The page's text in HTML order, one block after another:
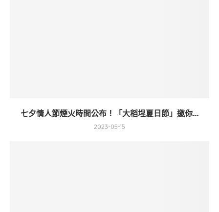
七夕情人節煙火時間公布！「大稻埕夏日節」邀你...
2023-05-15